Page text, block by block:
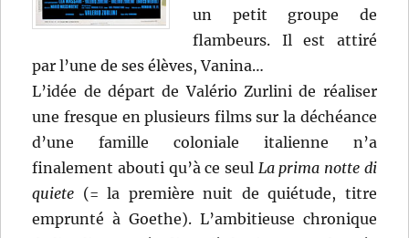
un petit groupe de
flambeurs. Il est attiré
par l’une de ses élèves, Vanina…
L’idée de départ de Valério Zurlini de réaliser
une fresque en plusieurs films sur la déchéance
d’une famille coloniale italienne n’a
finalement abouti qu’à ce seul La prima notte di
quiete (= la première nuit de quiétude, titre
emprunté à Goethe). L’ambitieuse chronique